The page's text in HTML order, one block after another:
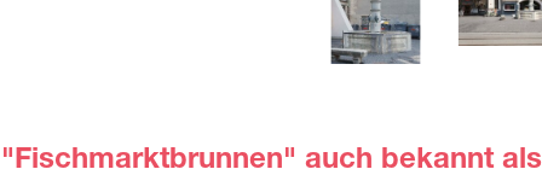
"Fischmarktbrunnen" auch bekannt als